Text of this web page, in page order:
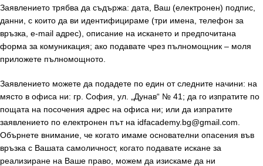
Заявлението трябва да съдържа: дата, Ваш (електронен) подпис,
данни, с които да ви идентифицираме (три имена, телефон за
връзка, e-mail адрес), описание на искането и предпочитана
форма за комуникация; ако подавате чрез пълномощник – моля
приложете пълномощното.
Заявлението можете да подадете по един от следните начини: на
място в офиса ни: гр. София, ул. „Дунав“ № 41; да го изпратите по
пощата на посочения адрес на офиса ни; или да изпратите
заявлението по електронен път на idfacademy.bg@gmail.com.
Обърнете внимание, че когато имаме основателни опасения във
връзка с Вашата самоличност, когато подавате искане за
реализиране на Ваше право, можем да изискаме да ни